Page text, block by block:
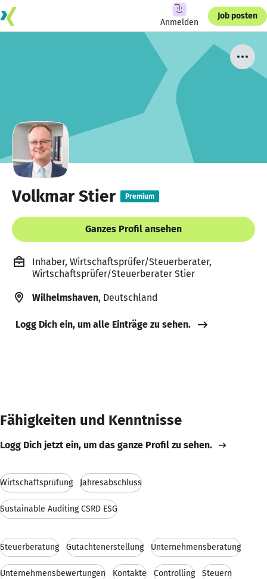
Anmelden
Job posten
Volkmar Stier Premium
Ganzes Profil ansehen
Inhaber, Wirtschaftsprüfer/Steuerberater,
Wirtschaftsprüfer/Steuerberater Stier
Wilhelmshaven, Deutschland
Logg Dich ein, um alle Einträge zu sehen.
Fähigkeiten und Kenntnisse
Logg Dich jetzt ein, um das ganze Profil zu sehen.
Wirtschaftsprüfung Jahresabschluss
Sustainable Auditing CSRD ESG
Steuerberatung Gutachtenerstellung Unternehmensberatung
Unternehmensbewertungen Kontakte Controlling Steuern